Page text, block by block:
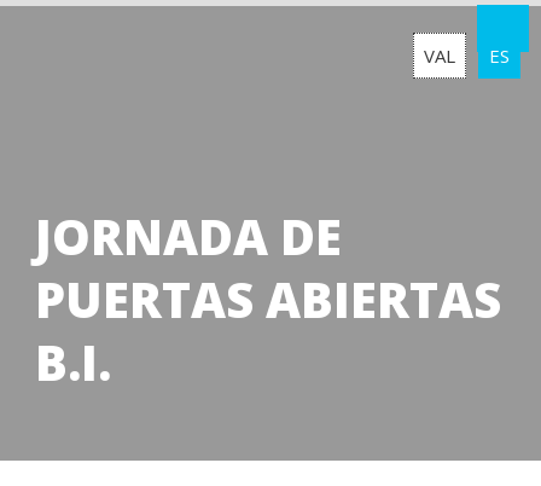
VAL ES
JORNADA DE
PUERTAS ABIERTAS
B.I.